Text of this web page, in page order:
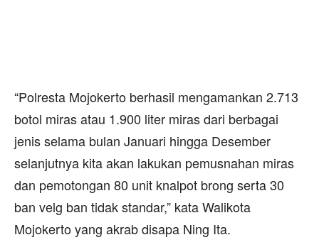
“Polresta Mojokerto berhasil mengamankan 2.713
botol miras atau 1.900 liter miras dari berbagai
jenis selama bulan Januari hingga Desember
selanjutnya kita akan lakukan pemusnahan miras
dan pemotongan 80 unit knalpot brong serta 30
ban velg ban tidak standar,” kata Walikota
Mojokerto yang akrab disapa Ning Ita.